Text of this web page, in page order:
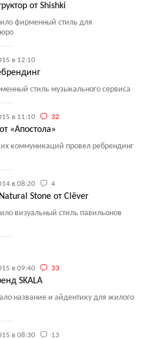
от Shishki
фирменный стиль для
в 12:10
стиль музыкального сервиса
в 11:10 32
«Апостола»
коммуникаций провел ребрендинг
в 08:20 4
Stone от Clёver
визуальный стиль павильонов
в 09:40 33
SKALA
название и айдентику для жилого
в 08:30 13